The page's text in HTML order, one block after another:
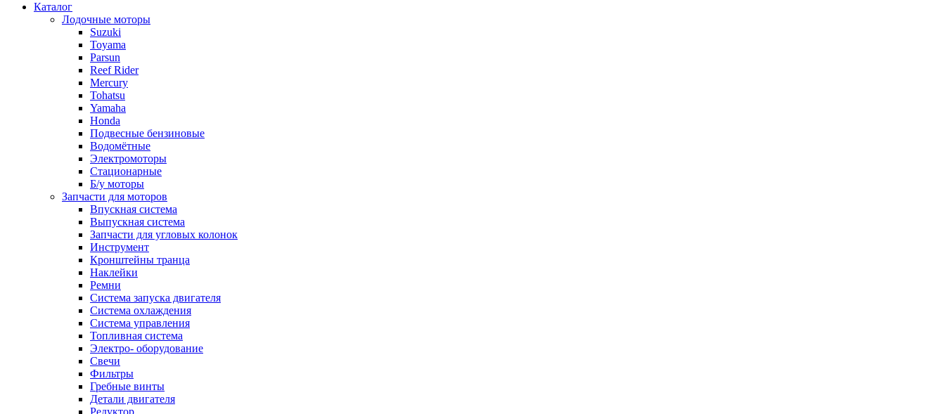
Каталог
Лодочные моторы
Suzuki
Toyama
Parsun
Reef Rider
Mercury
Tohatsu
Yamaha
Honda
Подвесные бензиновые
Водомётные
Электромоторы
Стационарные
Б/у моторы
Запчасти для моторов
Впускная система
Выпускная система
Запчасти для угловых колонок
Инструмент
Кронштейны транца
Наклейки
Ремни
Система запуска двигателя
Система охлаждения
Система управления
Топливная система
Электро- оборудование
Свечи
Фильтры
Гребные винты
Детали двигателя
Редуктор